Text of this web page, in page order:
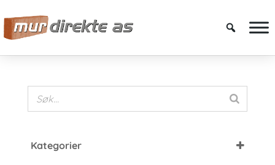
Kategorier